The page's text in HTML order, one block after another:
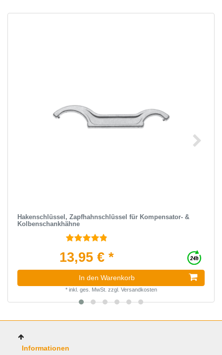
Hakenschlüssel, Zapfhahnschlüssel für Kompensator- &
Kolbenschankhähne
13,95 € *
In den Warenkorb
* inkl. ges. MwSt. zzgl. Versandkosten
Informationen